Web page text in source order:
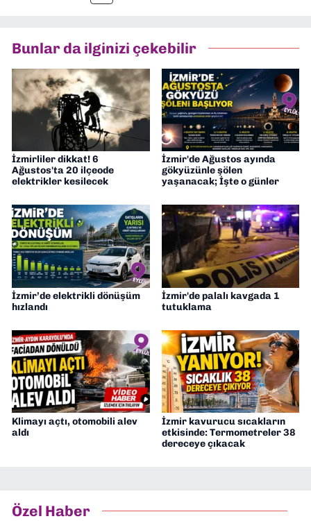
Bunlar da ilginizi çekebilir
İzmirliler dikkat! 6
Ağustos'ta 20 ilçeode
elektrikler kesilecek
İzmir'de Ağustos ayında
gökyüzünle şölen
yaşanacak; İşte o günler
İzmir’de elektrikli dönüşüm
hızlandı
İzmir'de palalı kavgada 1
tutuklama
Klimayı açtı, otomobili alev
aldı
İzmir kavurucu sıcakların
etkisinde: Termometreler 38
dereceye çıkacak
Özel Haber